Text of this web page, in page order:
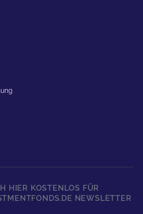
HIER KOSTENLOS FÜR
NEWSLETTER